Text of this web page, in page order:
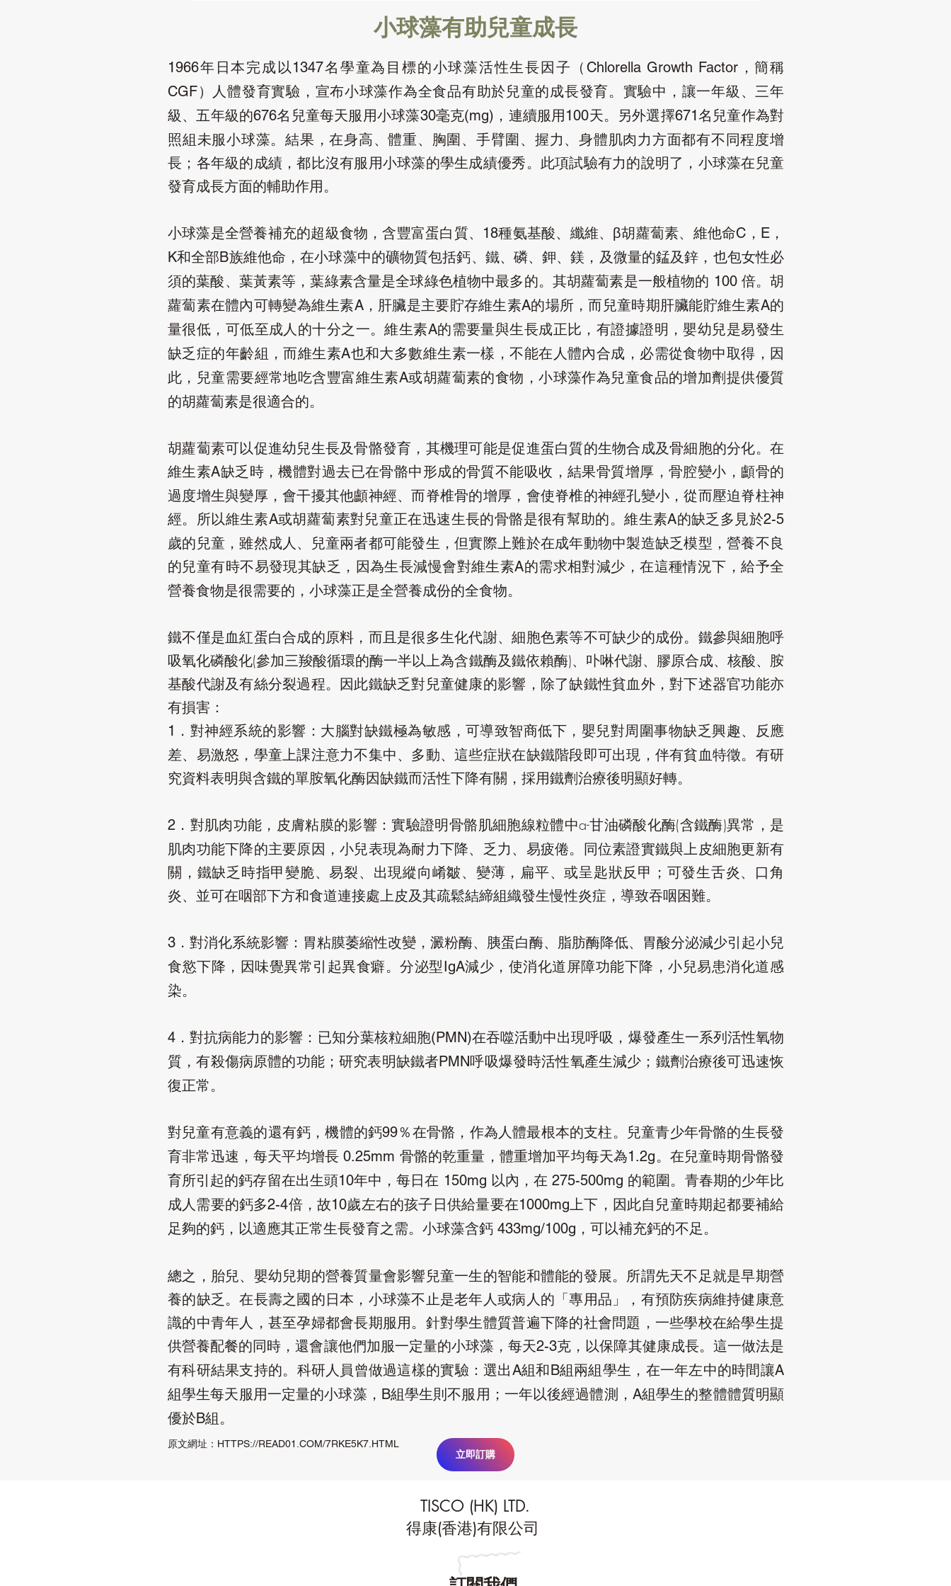
小球藻有助兒童成長
1966年日本完成以1347名學童為目標的小球藻活性生長因子（ Chlorella Growth Factor，簡稱
CGF）人體發育實驗，宣布小球藻作為全食品有助於兒童的成長發育。實驗中，讓一年級、三年
級、五年級的676名兒童每天服用小球藻30毫克(mg) ，連續服用100天。另外選擇671名兒童作為對
照組未服小球藻。結果，在身高、體重、胸圍、手臂圍、握力、身體肌肉力方面都有不同程度增
長；各年級的成績，都比沒有服用小球藻的學生成績優秀。此項試驗有力的說明了，小球藻在兒童
發育成長方面的輔助作用。
小球藻是全營養補充的超級食物，含豐富蛋白質、 18種氨基酸、纖維、β胡蘿蔔素、維他命C，E，
K和全部B族維他命，在小球藻中的礦物質包括鈣、鐵、磷、鉀、鎂，及微量的錳及鋅，也包女性必
須的葉酸、葉黃素等，葉綠素含量是全球綠色植物中最多的。其胡蘿蔔素是一般植物的 100倍。胡
蘿蔔素在體內可轉變為維生素A，肝臟是主要貯存維生素A的場所，而兒童時期肝臟能貯維生素A的
量很低，可低至成人的十分之一。維生素A的需要量與生長成正比，有證據證明，嬰幼兒是易發生
缺乏症的年齡組，而維生素A也和大多數維生素一樣，不能在人體內合成，必需從食物中取得，因
此，兒童需要經常地吃含豐富維生素A或胡蘿蔔素的食物，小球藻作為兒童食品的增加劑提供優質
的胡蘿蔔素是很適合的。
胡蘿蔔素可以促進幼兒生長及骨骼發育，其機理可能是促進蛋白質的生物合成及骨細胞的分化。在
維生素A缺乏時，機體對過去已在骨骼中形成的骨質不能吸收，結果骨質增厚，骨腔變小，顱骨的
過度增生與變厚，會干擾其他顱神經、而脊椎骨的增厚，會使脊椎的神經孔變小，從而壓迫脊柱神
經。所以維生素A或胡蘿蔔素對兒童正在迅速生長的骨骼是很有幫助的。維生素A的缺乏多見於2-5
歲的兒童，雖然成人、兒童兩者都可能發生，但實際上難於在成年動物中製造缺乏模型，營養不良
的兒童有時不易發現其缺乏，因為生長減慢會對維生素A的需求相對減少，在這種情況下，給予全
營養食物是很需要的，小球藻正是全營養成份的全食物。
鐵不僅是血紅蛋白合成的原料，而且是很多生化代謝、細胞色素等不可缺少的成份。鐵參與細胞呼
吸氧化磷酸化(參加三羧酸循環的酶一半以上為含鐵酶及鐵依賴酶)、卟啉代謝、膠原合成、核酸、胺
基酸代謝及有絲分裂過程。因此鐵缺乏對兒童健康的影響，除了缺鐵性貧血外，對下述器官功能亦
有損害：
1． 對神經系統的影響：大腦對缺鐵極為敏感，可導致智商低下，嬰兒對周圍事物缺乏興趣、反應
差、易激怒，學童上課注意力不集中、多動、這些症狀在缺鐵階段即可出現，伴有貧血特徵。有研
究資料表明與含鐵的單胺氧化酶因缺鐵而活性下降有關，採用鐵劑治療後明顯好轉。
2． 對肌肉功能，皮膚粘膜的影響：實驗證明骨骼肌細胞線粒體中a-甘油磷酸化酶(含鐵酶)異常，是
肌肉功能下降的主要原因，小兒表現為耐力下降、乏力、易疲倦。同位素證實鐵與上皮細胞更新有
關，鐵缺乏時指甲變脆、易裂、出現縱向崤皺、變薄，扁平、或呈匙狀反甲；可發生舌炎、口角
炎、並可在咽部下方和食道連接處上皮及其疏鬆結締組織發生慢性炎症，導致吞咽困難。
3． 對消化系統影響：胃粘膜萎縮性改變，澱粉酶、胰蛋白酶、脂肪酶降低、胃酸分泌減少引起小兒
食慾下降，因味覺異常引起異食癖。分泌型IgA減少，使消化道屏障功能下降，小兒易患消化道感
染。
4．對抗病能力的影響：已知分葉核粒細胞(PMN)在吞噬活動中出現呼吸，爆發產生一系列活性氧物
質，有殺傷病原體的功能；研究表明缺鐵者PMN呼吸爆發時活性氧產生減少；鐵劑治療後可迅速恢
復正常。
對兒童有意義的還有鈣，機體的鈣99％在骨骼，作為人體最根本的支柱。兒童青少年骨骼的生長發
育非常迅速，每天平均增長 0.25mm 骨骼的乾重量，體重增加平均每天為1.2g。在兒童時期骨骼發
育所引起的鈣存留在出生頭10年中，每日在 150mg 以內，在275-500mg 的範圍。青春期的少年比
成人需要的鈣多2-4倍，故10歲左右的孩子日供給量要在1000mg上下，因此自兒童時期起都要補給
足夠的鈣，以適應其正常生長發育之需。小球藻含鈣 433mg/100g ，可以補充鈣的不足。
總之，胎兒、嬰幼兒期的營養質量會影響兒童一生的智能和體能的發展。所謂先天不足就是早期營
養的缺乏。在長壽之國的日本，小球藻不止是老年人或病人的「專用品」，有預防疾病維持健康意
識的中青年人，甚至孕婦都會長期服用。針對學生體質普遍下降的社會問題，一些學校在給學生提
供營養配餐的同時，還會讓他們加服一定量的小球藻，每天2-3克，以保障其健康成長。這一做法是
有科研結果支持的。科研人員曾做過這樣的實驗：選出A組和B組兩組學生，在一年左中的時間讓A
組學生每天服用一定量的小球藻， B組學生則不服用；一年以後經過體測， A組學生的整體體質明顯
優於B組。
原文網址： HTTPS://READ01.COM/7RKE5K7.HTML
立即訂購
TISCO (HK) LTD.
得康(香港)有限公司